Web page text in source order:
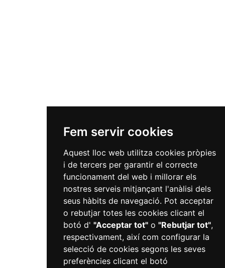
Fem servir cookies
Aquest lloc web utilitza cookies pròpies
i de tercers per garantir el correcte
funcionament del web i millorar els
nostres serveis mitjançant l'anàlisi dels
seus hàbits de navegació. Pot acceptar
o rebutjar totes les cookies clicant el
botó d' "Acceptar tot"o "Rebutjar tot",
respectivament, així com configurar la
selecció de cookies segons les seves
preferències clicant el botó